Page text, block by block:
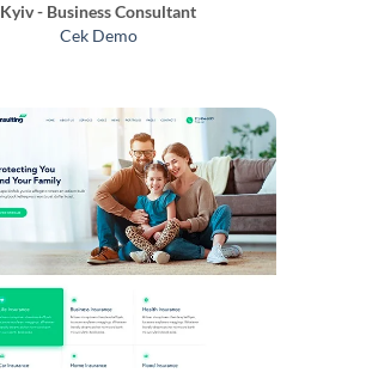
Kyiv - Business Consultant
Cek Demo